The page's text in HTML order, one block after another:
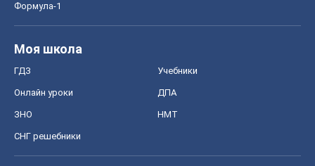
Формула-1
Моя школа
ГДЗ Учебники
Онлайн уроки ДПА
ЗНО НМТ
СНГ решебники